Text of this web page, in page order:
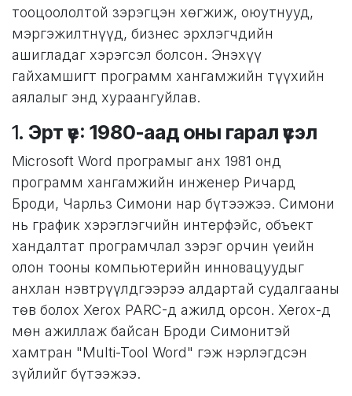
тооцоололтой зэрэгцэн хөгжиж, оюутнууд,
мэргэжилтнүүд, бизнес эрхлэгчдийн
ашигладаг хэрэгсэл болсон. Энэхүү
гайхамшигт программ хангамжийн түүхийн
аялалыг энд хураангуйлав.
1. Эрт үе: 1980-аад оны гарал үүсэл
Microsoft Word програмыг анх 1981 онд
программ хангамжийн инженер Ричард
Броди, Чарльз Симони нар бүтээжээ. Симони
нь график хэрэглэгчийн интерфэйс, объект
хандалтат програмчлал зэрэг орчин үеийн
олон тооны компьютерийн инновацуудыг
анхлан нэвтрүүлдгээрээ алдартай судалгааны
төв болох Xerox PARC-д ажилд орсон. Xerox-д
мөн ажиллаж байсан Броди Симонитэй
хамтран "Multi-Tool Word" гэж нэрлэгдсэн
зүйлийг бүтээжээ.